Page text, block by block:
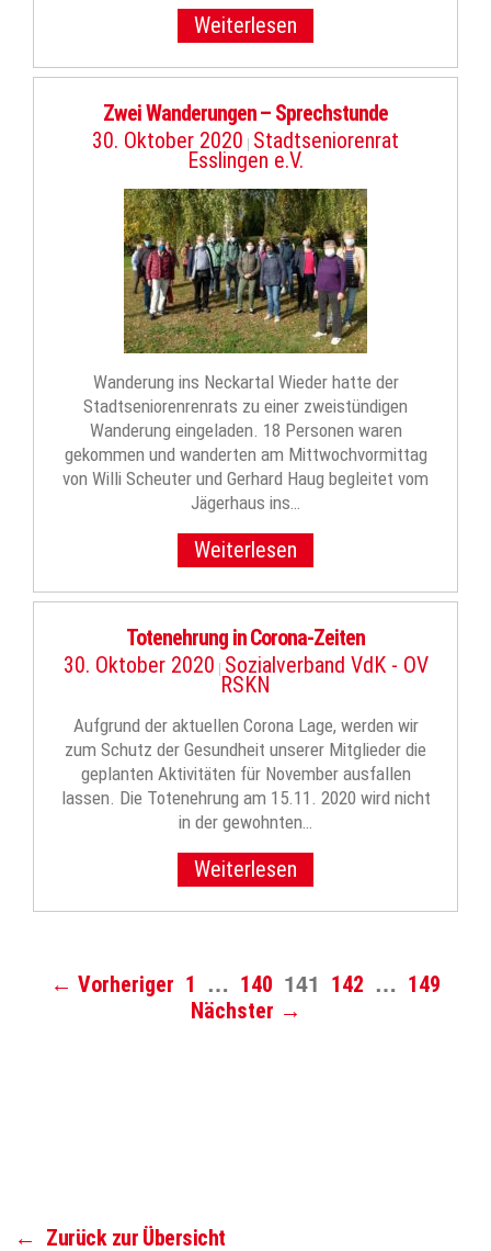
Weiterlesen
Zwei Wanderungen – Sprechstunde
30. Oktober 2020 | Stadtseniorenrat
Esslingen e.V.
Wanderung ins Neckartal Wieder hatte der
Stadtseniorenrenrats zu einer zweistündigen
Wanderung eingeladen. 18 Personen waren
gekommen und wanderten am Mittwochvormittag
von Willi Scheuter und Gerhard Haug begleitet vom
Jägerhaus ins…
Weiterlesen
Totenehrung in Corona-Zeiten
30. Oktober 2020 | Sozialverband VdK - OV
RSKN
Aufgrund der aktuellen Corona Lage, werden wir
zum Schutz der Gesundheit unserer Mitglieder die
geplanten Aktivitäten für November ausfallen
lassen. Die Totenehrung am 15.11. 2020 wird nicht
in der gewohnten…
Weiterlesen
← Vorheriger 1 … 140 141 142 … 149
Nächster →
← Zurück zur Übersicht